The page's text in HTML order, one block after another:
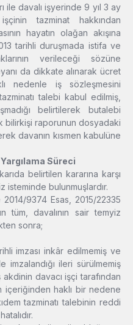
ile davalı işyerinde 9 yıl 3 ay
tazminat hakkından
hayatın olağan akışına
tarihli duruşmada istifa ve
verileceği sözüne
da dikkate alınarak ücret
nedenle iş sözleşmesini
talebi kabul edilmiş,
belirtilerek butalebi
bilirkişi raporunun dosyadaki
davanın kısmen kabulüne
Süreci
belirtilen kararına karşı
bulunmuşlardır.
9374 Esas, 2015/22335
tüm, davalının sair temyiz
sonra;
imzası inkâr edilmemiş ve
ileri sürülmemiş
davacı işçi tarafından
içeriğinden haklı bir nedene
tazminatı talebinin reddi